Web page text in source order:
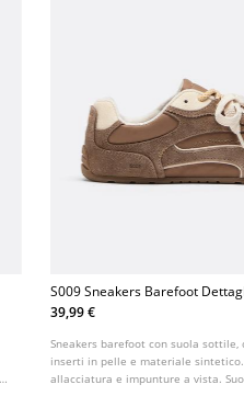
S009 Sneakers Barefoot
Pelle
39,99 €
Sneakers barefoot con suola
inserti in pelle e materiale
allacciatura e impunture a vista.